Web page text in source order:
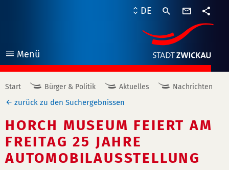
Menü
öffnen
DE
Start Bürger & Politik Aktuelles Nachrichten
zurück zu den Suchergebnissen
HORCH MUSEUM FEIERT AM
FREITAG 25 JAHRE
AUTOMOBILAUSSTELLUNG